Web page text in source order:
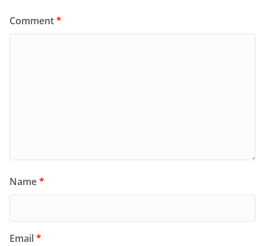
Comment*
Name*
Email*